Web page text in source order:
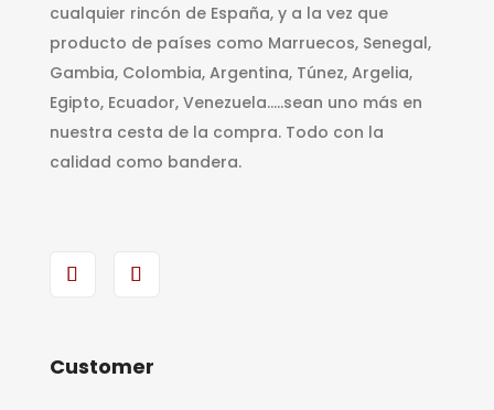
cualquier rincón de España, y a la vez que
producto de países como Marruecos, Senegal,
Gambia, Colombia, Argentina, Túnez, Argelia,
Egipto, Ecuador, Venezuela…..sean uno más en
nuestra cesta de la compra. Todo con la
calidad como bandera.
Customer